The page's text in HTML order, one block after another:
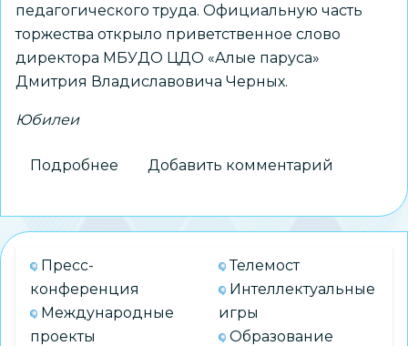
педагогического труда. Официальную часть
торжества открыло приветственное слово
директора МБУДО ЦДО «Алые паруса»
Дмитрия Владиславовича Черных.
Юбилеи
Подробнее
десятилетий
верного
МБУДО
ЦДО
Добавить комментарий
Пресс-
конференция
Международные
проекты
Телемост
Интеллектуальные
игры
Образование